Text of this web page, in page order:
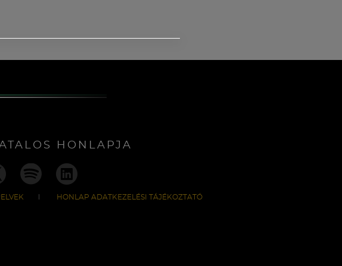
HONLAPJA
HONLAP ADATKEZELÉSI TÁJÉKOZTATÓ